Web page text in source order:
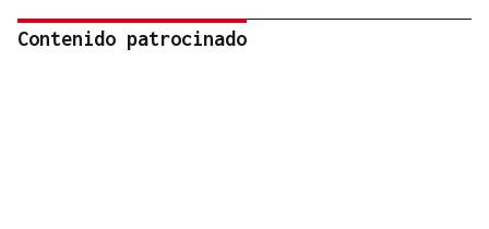
Contenido patrocinado